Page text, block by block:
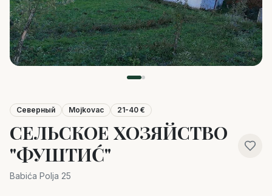
Северный Mojkovac 21-40 €
СЕЛЬСКОЕ ХОЗЯЙСТВО
"ФУШТИĆ"
Babića Polja 25